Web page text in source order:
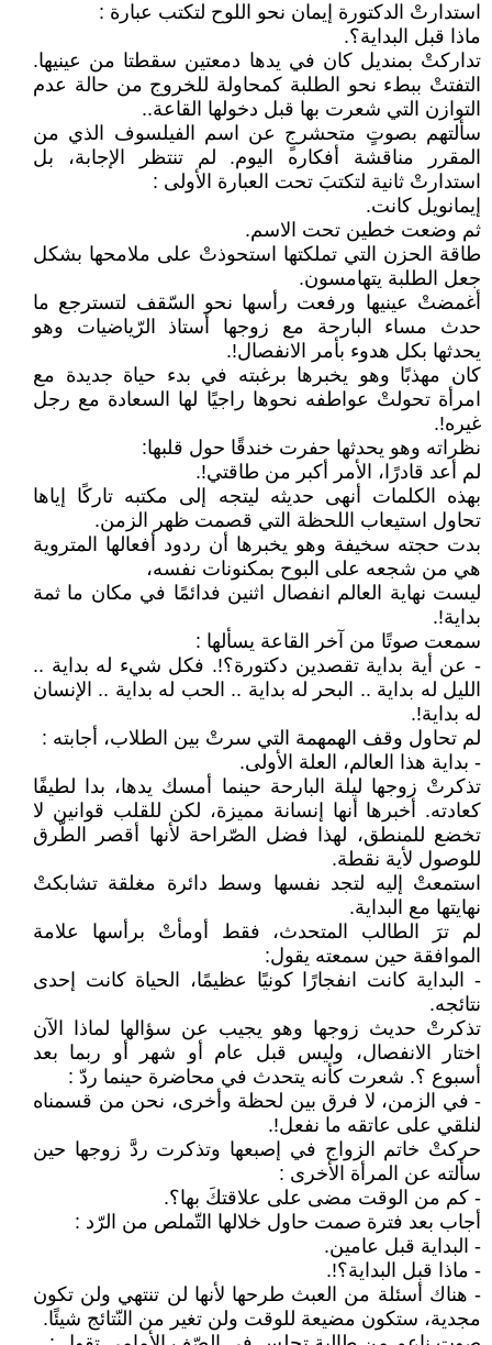
استدارتْ الدكتورة إيمان نحو اللوح لتكتب عبارة :
ماذا قبل البداية؟.
تداركتْ بمنديل كان في يدها دمعتين سقطتا من عينيها.
التفتتْ ببطء نحو الطلبة كمحاولة للخروج من حالة عدم
التوازن التي شعرت بها قبل دخولها القاعة..
سألتهم بصوتٍ متحشرجٍ عن اسم الفيلسوف الذي من
المقرر مناقشة أفكاره اليوم. لم تنتظر الإجابة، بل
استدارتْ ثانية لتكتبَ تحت العبارة الأولى :
إيمانويل كانت.
ثم وضعت خطين تحت الاسم.
طاقة الحزن التي تملكتها استحوذتْ على ملامحها بشكل
جعل الطلبة يتهامسون.
أغمضتْ عينيها ورفعت رأسها نحو السّقف لتسترجع ما
حدث مساء البارحة مع زوجها أستاذ الرّياضيات وهو
يحدثها بكل هدوء بأمر الانفصال!.
كان مهذبًا وهو يخبرها برغبته في بدء حياة جديدة مع
امرأة تحولتْ عواطفه نحوها راجيًا لها السعادة مع رجل
غيره!.
نظراته وهو يحدثها حفرت خندقًا حول قلبها:
لم أعد قادرًا، الأمر أكبر من طاقتي!.
بهذه الكلمات أنهى حديثه ليتجه إلى مكتبه تاركًا إياها
تحاول استيعاب اللحظة التي قصمت ظهر الزمن.
بدت حجته سخيفة وهو يخبرها أن ردود أفعالها المتروية
هي من شجعه على البوح بمكنونات نفسه،
ليست نهاية العالم انفصال اثنين فدائمًا في مكان ما ثمة
بداية!.
سمعت صوتًا من آخر القاعة يسألها :
- عن أية بداية تقصدين دكتورة؟!. فكل شيء له بداية ..
الليل له بداية .. البحر له بداية .. الحب له بداية .. الإنسان
له بداية!.
لم تحاول وقف الهمهمة التي سرتْ بين الطلاب، أجابته :
- بداية هذا العالم، العلة الأولى.
تذكرتْ زوجها ليلة البارحة حينما أمسك يدها، بدا لطيفًا
كعادته. أخبرها أنها إنسانة مميزة، لكن للقلب قوانين لا
تخضع للمنطق، لهذا فضل الصّراحة لأنها أقصر الطّرق
للوصول لأية نقطة.
استمعتْ إليه لتجد نفسها وسط دائرة مغلقة تشابكتْ
نهايتها مع البداية.
لم ترَ الطالب المتحدث، فقط أومأتْ برأسها علامة
الموافقة حين سمعته يقول:
- البداية كانت انفجارًا كونيًا عظيمًا، الحياة كانت إحدى
نتائجه.
تذكرتْ حديث زوجها وهو يجيب عن سؤالها لماذا الآن
اختار الانفصال، وليس قبل عام أو شهر أو ربما بعد
أسبوع ؟. شعرت كأنه يتحدث في محاضرة حينما ردّ :
- في الزمن، لا فرق بين لحظة وأخرى، نحن من قسمناه
لنلقي على عاتقه ما نفعل!.
حركتْ خاتم الزواج في إصبعها وتذكرت ردَّ زوجها حين
سألته عن المرأة الأخرى :
- كم من الوقت مضى على علاقتكَ بها؟.
أجاب بعد فترة صمت حاول خلالها التّملص من الرّد :
- البداية قبل عامين.
- ماذا قبل البداية؟!.
- هناك أسئلة من العبث طرحها لأنها لن تنتهي ولن تكون
مجدية، ستكون مضيعة للوقت ولن تغير من النّتائج شيئًا.